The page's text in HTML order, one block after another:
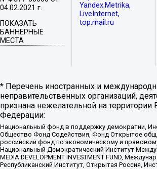
04.02.2021 г.
ПОКАЗАТЬ
БАННЕРНЫЕ
МЕСТА
Yandex.Metrika,
LiveInternet,
top.mail.ru
* Перечень иностранных и
неправительственных организаций,
признана нежелательной на территории
Федерации:
Национальный фонд в поддержку демократии,
Общество Фонд Содействия, Фонд Открытое
российский фонд по экономическому и
Национальный Демократический Институт
MEDIA DEVELOPMENT INVESTMENT FUND,
Республиканский Институт, Открытая Россия,